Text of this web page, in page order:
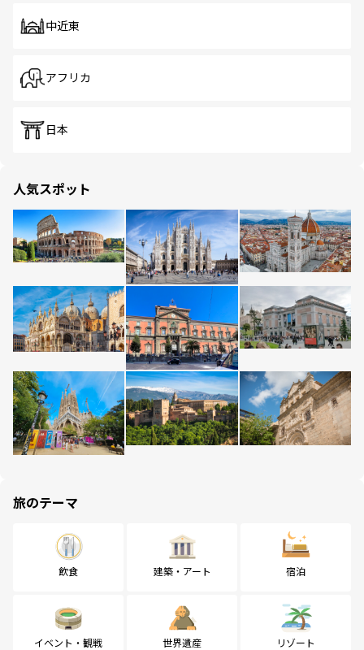
中近東
アフリカ
日本
人気スポット
旅のテーマ
飲食 建築・アート 宿泊
イベント・観戦 世界遺産 リゾート